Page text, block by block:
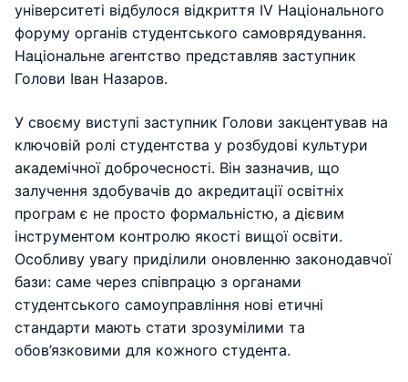
університеті відбулося відкриття IV Національного
форуму органів студентського самоврядування.
Національне агентство представляв заступник
Голови Іван Назаров.
У своєму виступі заступник Голови закцентував на
ключовій ролі студентства у розбудові культури
академічної доброчесності. Він зазначив, що
залучення здобувачів до акредитації освітніх
програм є не просто формальністю, а дієвим
інструментом контролю якості вищої освіти.
Особливу увагу приділили оновленню законодавчої
бази: саме через співпрацю з органами
студентського самоуправління нові етичні
стандарти мають стати зрозумілими та
обов’язковими для кожного студента.